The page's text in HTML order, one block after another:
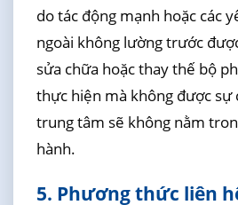
do tác động mạnh hoặc các
ngoài không lường trước
sửa chữa hoặc thay thế bộ
thực hiện mà không được sự
trung tâm sẽ không nằm
hành.
5. Phương thức liên